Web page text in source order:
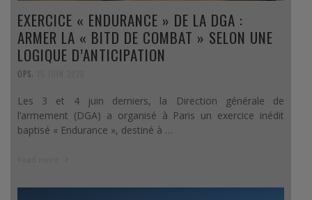
EXERCICE « ENDURANCE » DE LA DGA :
ARMER LA « BITD DE COMBAT » SELON UNE
LOGIQUE D’ANTICIPATION
OPS
Les 3 et 4 juin derniers, la Direction générale de
l’armement (DGA) a organisé à Paris un exercice inédit
baptisé « Endurance », destiné à …